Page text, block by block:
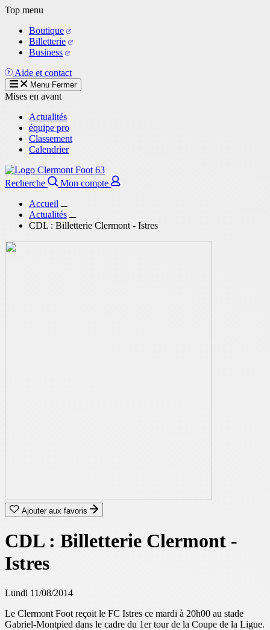
Aller
contenu
principal
Top menu
Boutique
Billetterie
Business
Aide et contact
Menu Fermer
Mises en avant
Actualités
équipe pro
Classement
Calendrier
Recherche
Mon compte
Accueil
Actualités
CDL : Billetterie Clermont - Istres
Ajouter aux favoris
CDL : Billetterie Clermont -
Istres
Lundi 11/08/2014
Le Clermont Foot reçoit le FC Istres ce mardi à 20h00 au stade
Gabriel-Montpied dans le cadre du 1er tour de la Coupe de la Ligue.